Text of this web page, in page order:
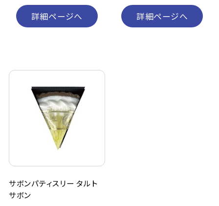
詳細ページへ 詳細ページへ
サボンパティスリー タルト
サボン